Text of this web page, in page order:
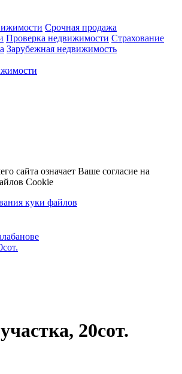
Срочная продажа
Проверка недвижимости Страхование
Зарубежная недвижимость
сайта означает Ваше согласие на
Cookie
куки файлов
20сот.